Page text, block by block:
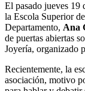
El pasado jueves 19
la Escola Superior
Departamento, Ana
de puertas abiertas
Joyería, organizado
Recientemente, la
asociación, motivo